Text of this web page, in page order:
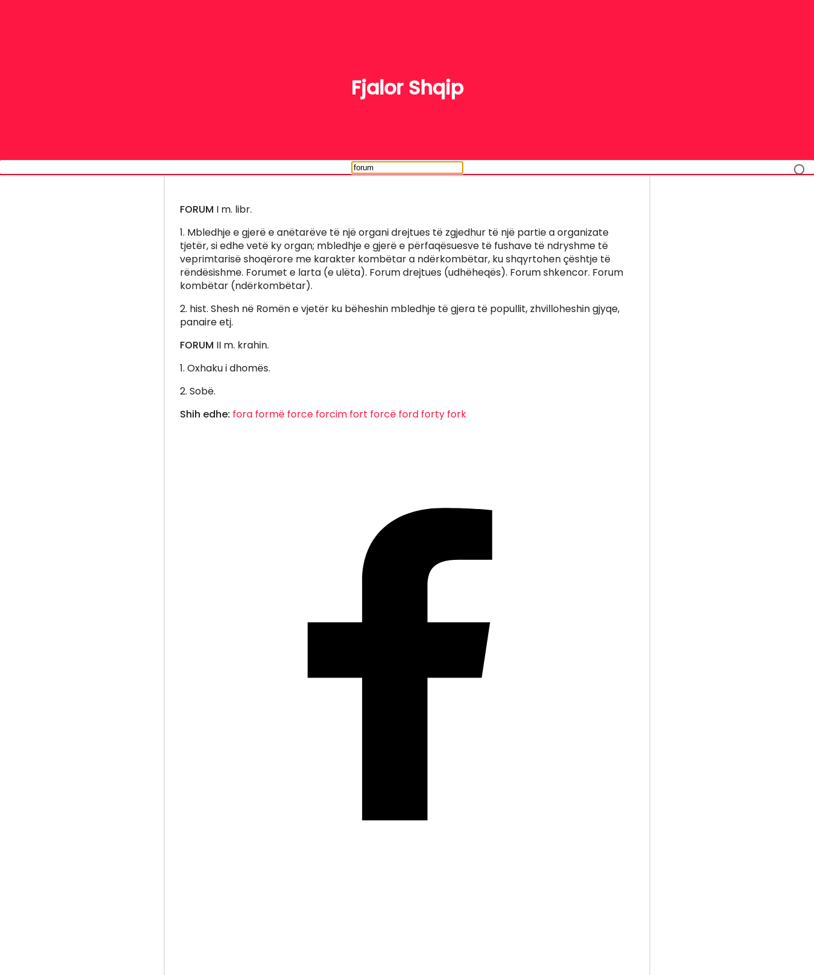
Fjalor Shqip
FORUM I m. libr.
1. Mbledhje e gjerë e anëtarëve të një organi drejtues të zgjedhur të një partie a organizate
tjetër, si edhe vetë ky organ; mbledhje e gjerë e përfaqësuesve të fushave të ndryshme të
veprimtarisë shoqërore me karakter kombëtar a ndërkombëtar, ku shqyrtohen çështje të
rëndësishme. Forumet e larta (e ulëta). Forum drejtues (udhëheqës). Forum shkencor. Forum
kombëtar (ndërkombëtar).
2. hist. Shesh në Romën e vjetër ku bëheshin mbledhje të gjera të popullit, zhvilloheshin gjyqe,
panaire etj.
FORUM II m. krahin.
1. Oxhaku i dhomës.
2. Sobë.
Shih edhe: fora formë force forcim fort forcë ford forty fork